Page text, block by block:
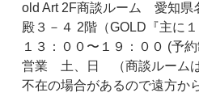
old Art 2F商談ルーム 愛知県
殿３－４ 2階（GOLD『主に
１３：００〜１９：００ (予
営業 土、日 （商談ルーム
不在の場合があるので遠方か